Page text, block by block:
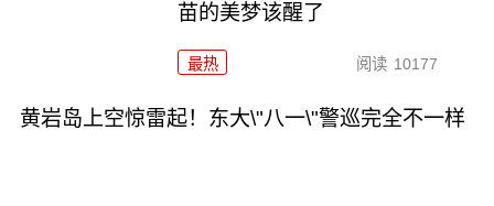
苗的美梦该醒了
最热 阅读 10177
黄岩岛上空惊雷起！东大\"八一\"警巡完全不一样